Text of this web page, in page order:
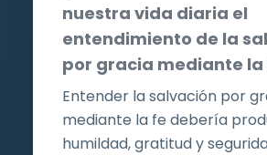
nuestra vida diaria el
entendimiento de la
por gracia mediante la
Entender la salvación por
mediante la fe debería
humildad, gratitud y